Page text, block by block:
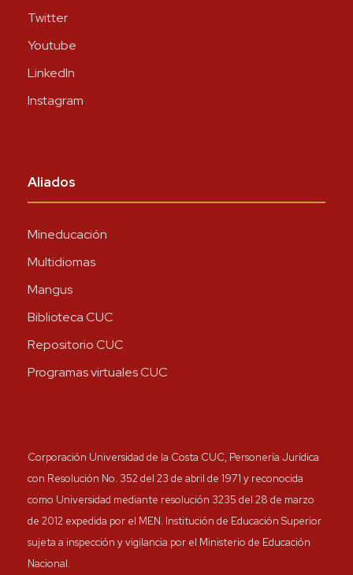
Twitter
Youtube
LinkedIn
Instagram
Aliados
Mineducación
Multidiomas
Mangus
Biblioteca CUC
Repositorio CUC
Programas virtuales CUC
Corporación Universidad de la Costa CUC, Personería Jurídica
con Resolución No. 352 del 23 de abril de 1971 y reconocida
como Universidad mediante resolución 3235 del 28 de marzo
de 2012 expedida por el MEN. Institución de Educación Superior
sujeta a inspección y vigilancia por el Ministerio de Educación
Nacional.